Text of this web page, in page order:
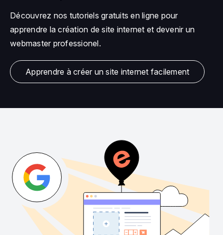
Découvrez nos tutoriels gratuits en ligne pour
apprendre la création de site internet et devenir un
webmaster professionel.
Apprendre à créer un site internet facilement